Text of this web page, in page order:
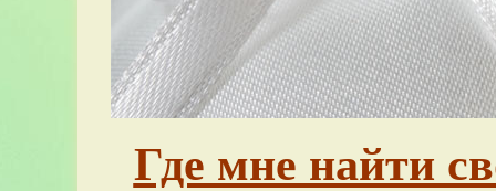
Где мне найти